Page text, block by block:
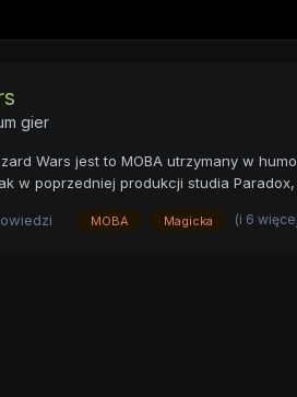
gier
Wars jest to MOBA utrzymany w
w poprzedniej produkcji studia
MOBA Magicka (i 6